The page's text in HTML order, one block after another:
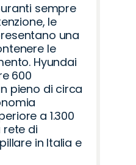
sempre
le
una
le
Hyundai
600
pieno di circa
a 1.300
rete di
in Italia e